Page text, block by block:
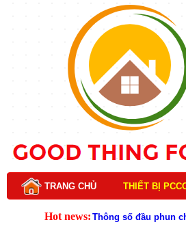
TRANG CHỦ THIẾT BỊ
Hot news: Thông số đầu phun